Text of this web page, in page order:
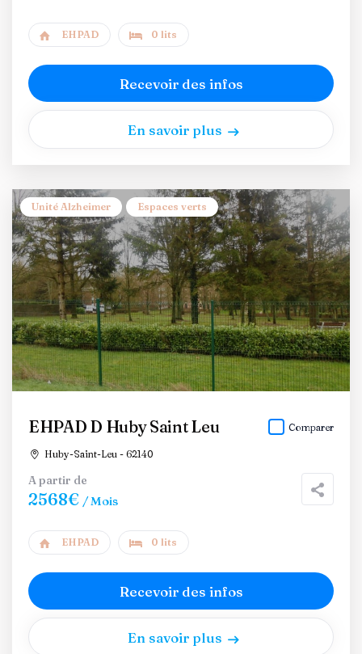
EHPAD 0 lits
Recevoir des infos
En savoir plus
Unité Alzheimer Espaces verts
EHPAD D Huby Saint Leu
Huby-Saint-Leu - 62140
Comparer
A partir de
2568€ / Mois
EHPAD 0 lits
Recevoir des infos
En savoir plus